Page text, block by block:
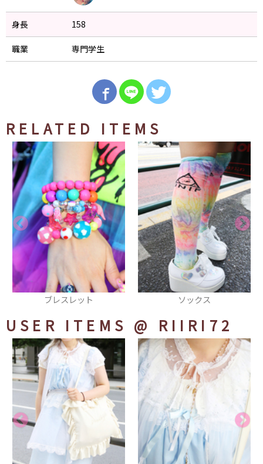
身長 158
職業 専門学生
RELATED ITEMS
ソックス トートバッグ
USER ITEMS @ RIIRI72